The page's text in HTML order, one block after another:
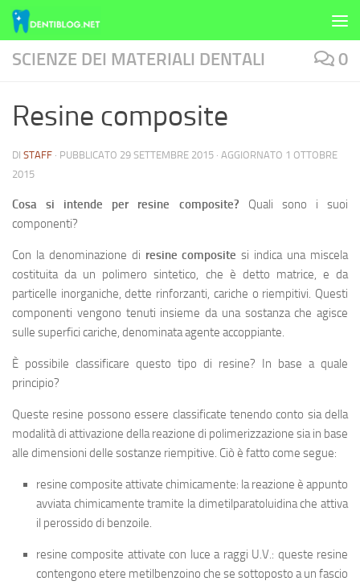
Skip to content
SCIENZE DEI MATERIALI DENTALI 0
Resine composite
DI STAFF · PUBBLICATO 29 SETTEMBRE 2015 · AGGIORNATO 1 OTTOBRE
2015
Cosa si intende per resine composite? Quali sono i suoi
componenti?
Con la denominazione di resine composite si indica una miscela
costituita da un polimero sintetico, che è detto matrice, e da
particelle inorganiche, dette rinforzanti, cariche o riempitivi. Questi
componenti vengono tenuti insieme da una sostanza che agisce
sulle superfici cariche, denominata agente accoppiante.
È possibile classificare questo tipo di resine? In base a quale
principio?
Queste resine possono essere classificate tenendo conto sia della
modalità di attivazione della reazione di polimerizzazione sia in base
alle dimensioni delle sostanze riempitive. Ciò è fatto come segue:
resine composite attivate chimicamente: la reazione è appunto
avviata chimicamente tramite la dimetilparatoluidina che attiva
il perossido di benzoile.
resine composite attivate con luce a raggi U.V.: queste resine
contengono etere metilbenzoino che se sottoposto a un fascio